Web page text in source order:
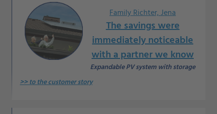
Family Richter, Jena
The savings were
immediately noticeable
with a partner we know
Expandable PV system with storage
>> to the customer story